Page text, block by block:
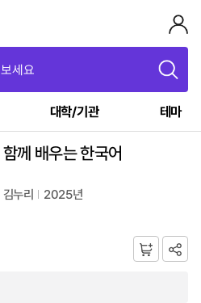
세요
대학/기관 테마
께 배우는 한국어
누리 2025년